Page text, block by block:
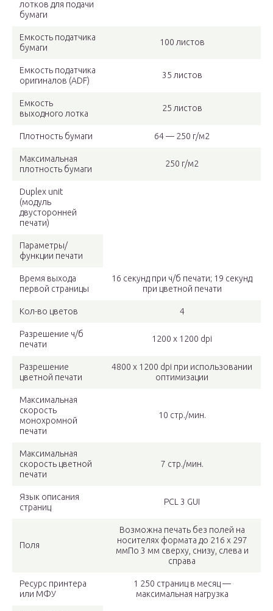
лотков для подачи
бумаги
Емкость податчика
бумаги
100 листов
Емкость податчика
оригиналов (ADF)
35 листов
Емкость
выходного лотка
25 листов
Плотность бумаги 64 — 250 г/м2
Максимальная
плотность бумаги
250 г/м2
Duplex unit
(модуль
двусторонней
печати)
Параметры/
функции печати
Время выхода
первой страницы
16 секунд при ч/б печати; 19 секунд
при цветной печати
Кол-во цветов 4
Разрешение ч/б
печати
1200 x 1200 dpi
Разрешение
цветной печати
4800 x 1200 dpi при использовании
оптимизации
Максимальная
скорость
монохромной
печати
10 стр./мин.
Максимальная
скорость цветной
печати
7 стр./мин.
Язык описания
страниц
PCL 3 GUI
Поля
Возможна печать без полей на
носителях формата до 216 x 297
ммПо 3 мм сверху, снизу, слева и
справа
Ресурс принтера
или МФУ
1 250 страниц в месяц —
максимальная нагрузка